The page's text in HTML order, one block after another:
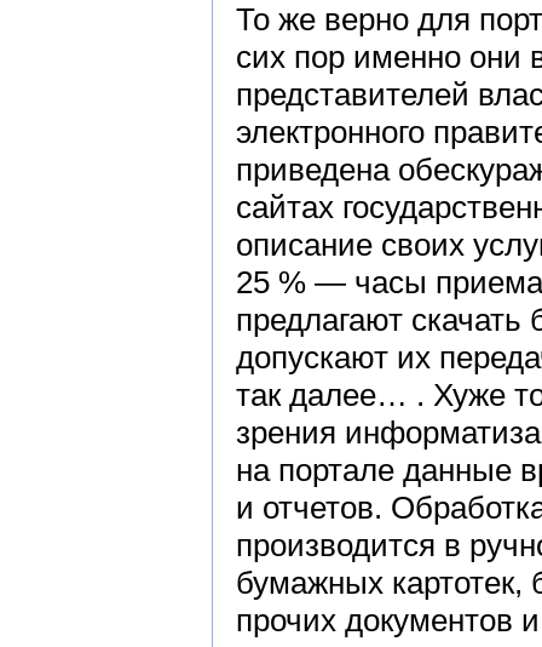
То же верно для
сих пор именно они
представителей
электронного
приведена
сайтах
описание своих
25 % — часы
предлагают
допускают их
так далее… . Хуже
зрения
на портале данные
и отчетов.
производится в
бумажных картотек,
прочих документов